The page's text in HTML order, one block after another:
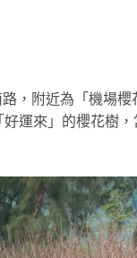
，附近為「機場
運來」的櫻花樹